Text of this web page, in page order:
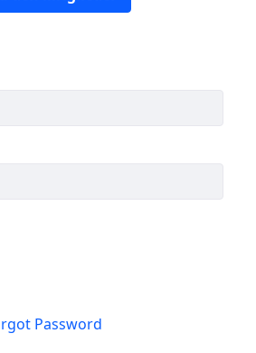
Password